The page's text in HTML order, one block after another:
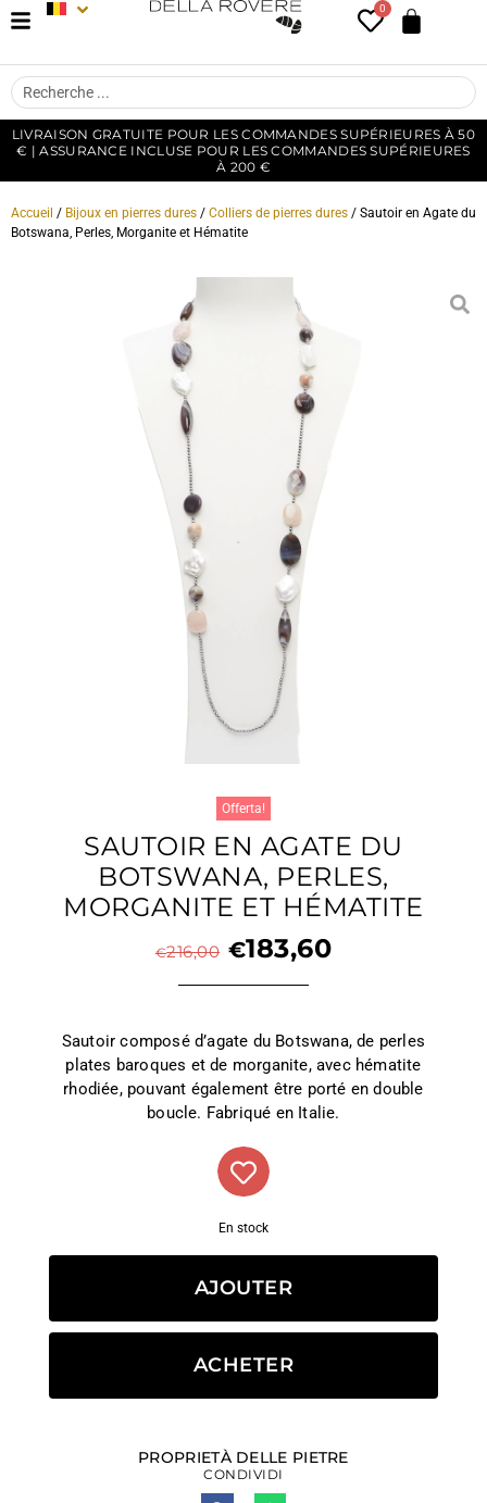
0
LIVRAISON GRATUITE POUR LES COMMANDES SUPÉRIEURES À 50
€ | ASSURANCE INCLUSE POUR LES COMMANDES SUPÉRIEURES
À 200 €
Accueil / Bijoux en pierres dures / Colliers de pierres dures / Sautoir en Agate du
Botswana, Perles, Morganite et Hématite
Offerta!
SAUTOIR EN AGATE DU
BOTSWANA, PERLES,
MORGANITE ET HÉMATITE
€216,00 €183,60
Sautoir composé d’agate du Botswana, de perles
plates baroques et de morganite, avec hématite
rhodiée, pouvant également être porté en double
boucle. Fabriqué en Italie.
En stock
AJOUTER
ACHETER
PROPRIETÀ DELLE PIETRE
CONDIVIDI